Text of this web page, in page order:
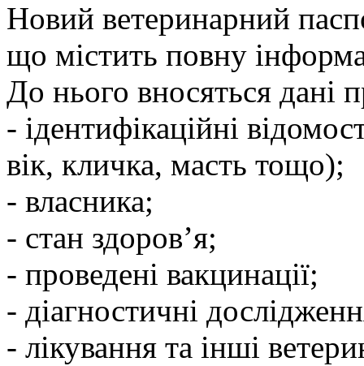
Новий ветеринарний
що містить повну
До нього вносяться дані
- ідентифікаційні
вік, кличка, масть тощо);
- власника;
- стан здоров’я;
- проведені вакцинації;
- діагностичні
- лікування та інші